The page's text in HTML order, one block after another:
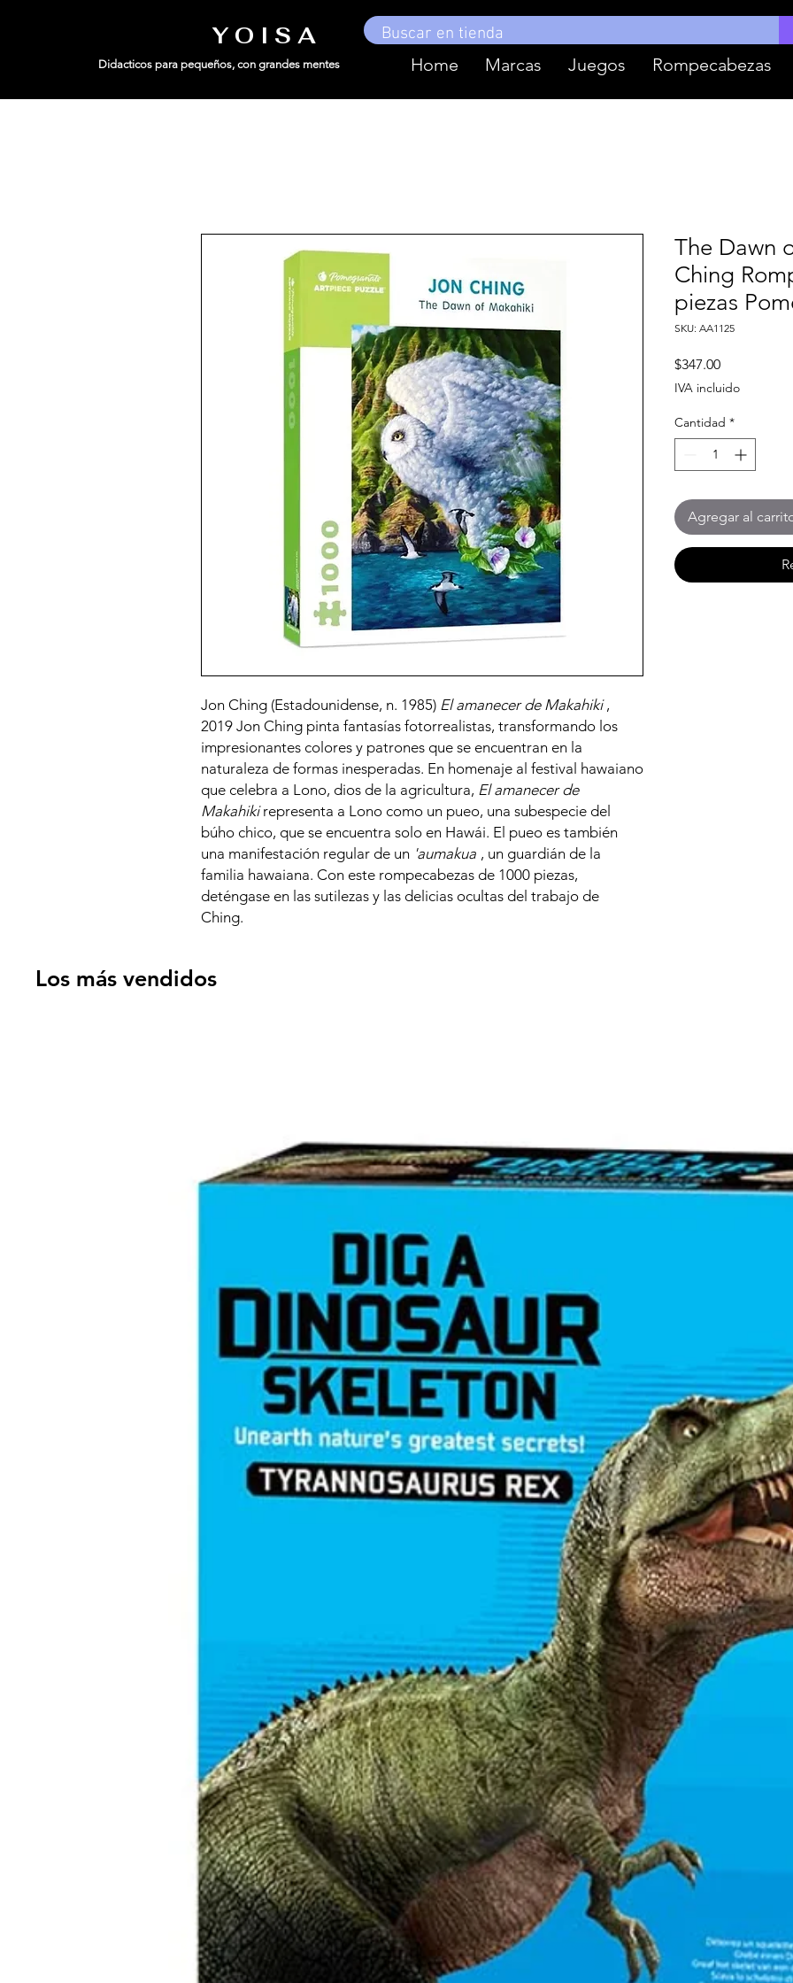
Y O I S A
Didacticos para pequeños, con grandes mentes Home Marcas Juegos Rompecabezas
Jon Ching (Estadounidense, n. 1985) El amanecer de Makahiki,
2019 Jon Ching pinta fantasías fotorrealistas, transformando los
impresionantes colores y patrones que se encuentran en la
naturaleza de formas inesperadas. En homenaje al festival hawaiano
que celebra a Lono, dios de la agricultura, El amanecer de
Makahikirepresenta a Lono como un pueo, una subespecie del
búho chico, que se encuentra solo en Hawái. El pueo es también
una manifestación regular de un 'aumakua , un guardián de la
familia hawaiana. Con este rompecabezas de 1000 piezas,
deténgase en las sutilezas y las delicias ocultas del trabajo de
Ching.
The Dawn
Ching
piezas
SKU: AA1125
$347.00Precio
IVA incluido
Cantidad *
Agregar al
Los más vendidos